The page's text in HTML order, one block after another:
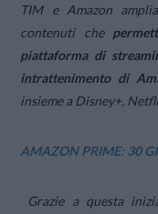
TIM e Amazon
contenuti che
piattaforma di
intrattenimento di
insieme a Disney+,
AMAZON PRIME: 30
Grazie a questa